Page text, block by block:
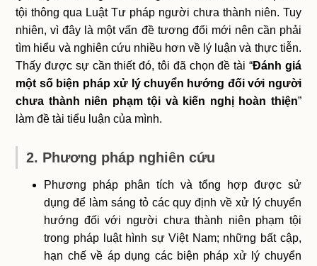
tội thông qua Luật Tư pháp người chưa thành niên. Tuy
nhiên, vì đây là một vấn đề tương đối mới nên cần phải
tìm hiểu và nghiên cứu nhiều hơn về lý luận và thực tiễn.
Thấy được sự cần thiết đó, tôi đã chọn đề tài “Đánh giá
một số biện pháp xử lý chuyển hướng đối với người
chưa thành niên phạm tội và kiến nghị hoàn thiện”
làm đề tài tiểu luận của mình.
2. Phương pháp nghiên cứu
Phương pháp phân tích và tổng hợp được sử
dụng để làm sáng tỏ các quy định về xử lý chuyển
hướng đối với người chưa thành niên phạm tội
trong pháp luật hình sự Việt Nam; những bất cập,
hạn chế về áp dụng các biện pháp xử lý chuyển